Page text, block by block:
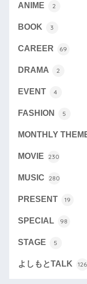
ANIME 2
BOOK 3
CAREER 69
DRAMA 2
EVENT 4
FASHION 5
MONTHLY
MOVIE 230
MUSIC 280
PRESENT 19
SPECIAL 98
STAGE 5
よしもとTALK 126